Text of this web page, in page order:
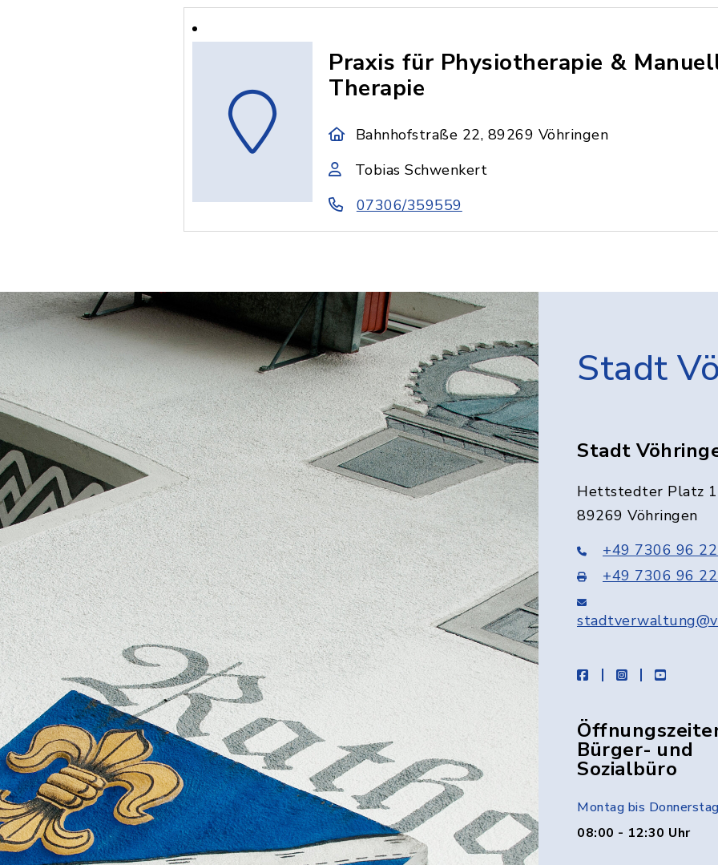
Praxis für Physiotherapie &
Therapie
Bahnhofstraße 22, 89269 Vöhringen
Tobias Schwenkert
07306/359559
Stadt
Stadt
Hettstedter Platz 1
89269 Vöhringen
+49 7306 96
+49 7306 96
facebookinstagramyoutube
Bürger- und
Sozialbüro
Montag bis
08:00 - 12:30 Uhr